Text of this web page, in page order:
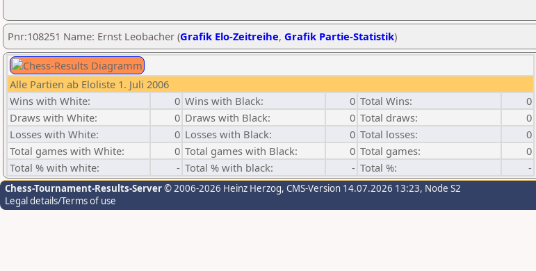
Pnr:108251 Name: Ernst Leobacher (Grafik Elo-Zeitreihe, Grafik Partie-Statistik)
Alle Partien ab Eloliste 1. Juli 2006
Wins with White:
0 Wins with Black: 0 Total Wins:
0
Draws with White:
0 Draws with Black: 0 Total draws:
0
Losses with White:
0 Losses with Black: 0 Total losses:
0
Total games with White:
0 Total games with Black: 0 Total games:
0
Total % with white:
- Total % with black: - Total %: -
Chess-Tournament-Results-Server© 2006-2026 Heinz Herzog, CMS-Version 14.07.2026 13:23, Node S2
Legal details/Terms of use